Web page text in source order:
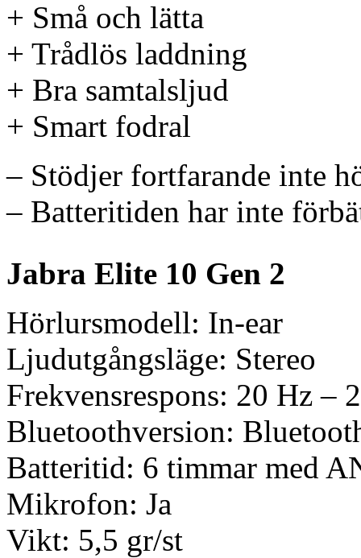
+ Små och lätta
+ Trådlös laddning
+ Bra samtalsljud
+ Smart fodral
– Stödjer fortfarande inte
– Batteritiden har inte
Jabra Elite 10 Gen 2
Hörlursmodell: In-ear
Ljudutgångsläge: Stereo
Frekvensrespons: 20 Hz –
Bluetoothversion:
Batteritid: 6 timmar med
Mikrofon: Ja
Vikt: 5,5 gr/st